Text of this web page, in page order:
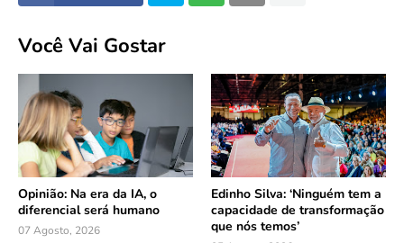
Você Vai Gostar
Opinião: Na era da IA, o
diferencial será humano
07 Agosto, 2026
Edinho Silva: ‘Ninguém tem a
capacidade de transformação
que nós temos’